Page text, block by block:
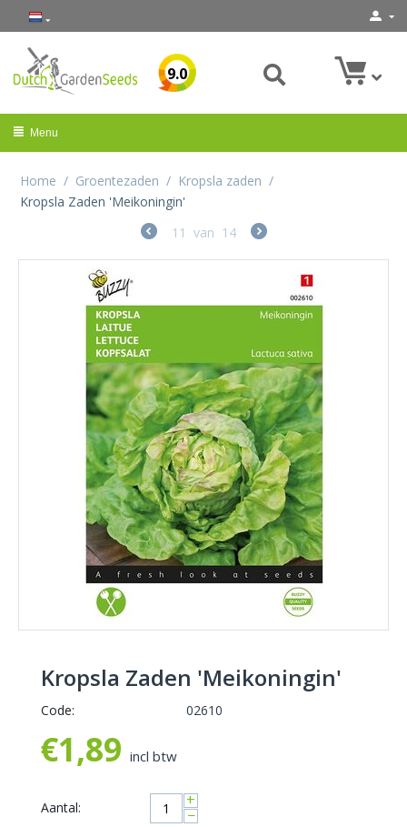
9.0
Menu
Home / Groentezaden / Kropsla zaden /
Kropsla Zaden 'Meikoningin'
11 van 14
Kropsla Zaden 'Meikoningin'
Code: 02610
€1,89 incl btw
Aantal: +
−